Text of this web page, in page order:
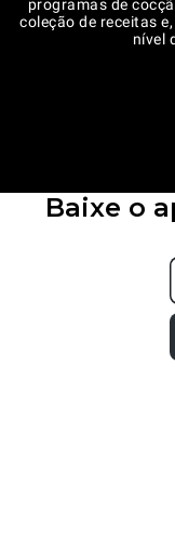
programas de
coleção de receitas
nível
Baixe o